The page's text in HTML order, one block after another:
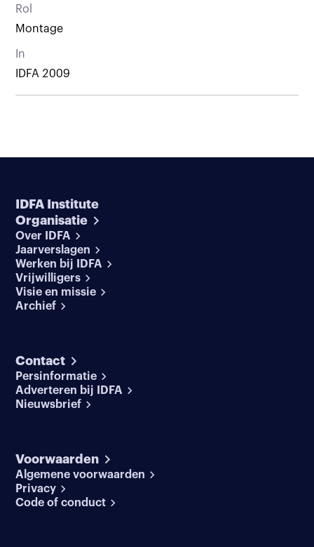
Rol
Montage
In
IDFA 2009
IDFA Institute
Organisatie
Over IDFA
Jaarverslagen
Werken bij IDFA
Vrijwilligers
Visie en missie
Archief
Contact
Persinformatie
Adverteren bij IDFA
Nieuwsbrief
Voorwaarden
Algemene voorwaarden
Privacy
Code of conduct